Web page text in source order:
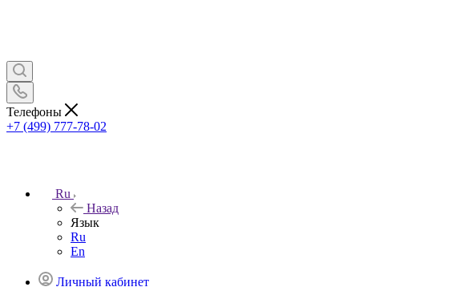
Телефоны
+7 (499) 777-78-02
Ru
Назад
Язык
Ru
En
Личный кабинет